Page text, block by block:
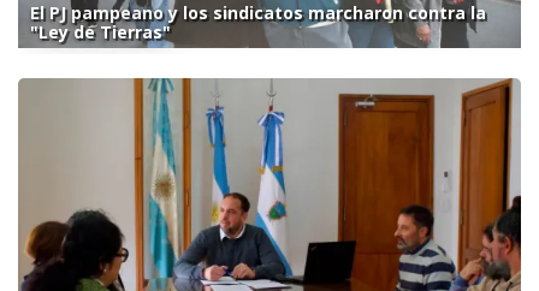
El PJ pampeano y los sindicatos marcharon contra la
"Ley de Tierras"